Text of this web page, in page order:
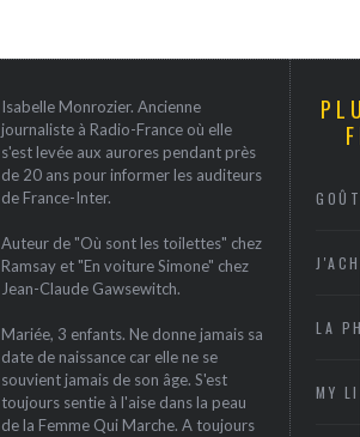
Isabelle Monrozier. Ancienne
journaliste à Radio-France où elle
s'est levée aux aurores pendant près
de 20 ans pour informer les auditeurs
de France-Inter.
Auteur de "Où sont les toilettes" chez
Ramsay et "En voiture Simone" chez
Jean-Claude Gawsewitch.
Mariée, 3 enfants. Ne donne jamais sa
date de naissance car elle ne se
souvient jamais de son âge. S'est
toujours sentie à l'aise dans la peau
de la Femme Qui Marche. A toujours
LA
MY